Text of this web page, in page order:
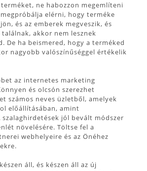
ne habozzon megemlíteni
elérni, hogy terméke
és az emberek megveszik, és
akkor nem lesznek
De ha beismered, hogy a terméked
nagyobb valószínűséggel értékelik
az internetes marketing
és olcsón szerezhet
számos neves üzletből, amelyek
előállításában, amint
szalaghirdetések jól bevált módszer
növelésére. Töltse fel a
webhelyeire és az Önéhez
áll, és készen áll az új